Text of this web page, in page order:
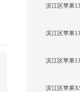
滨江区苹果
滨江区苹果
滨江区苹果
滨江区苹果